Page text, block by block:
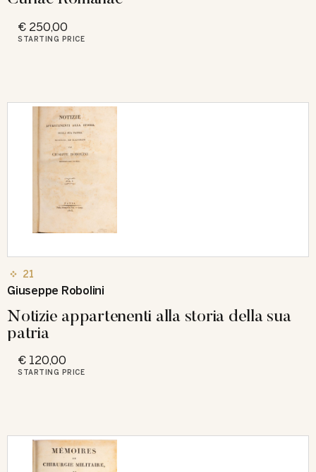
€ 250,00
STARTING PRICE
21
Giuseppe Robolini
Notizie appartenenti alla storia della sua
patria
€ 120,00
STARTING PRICE